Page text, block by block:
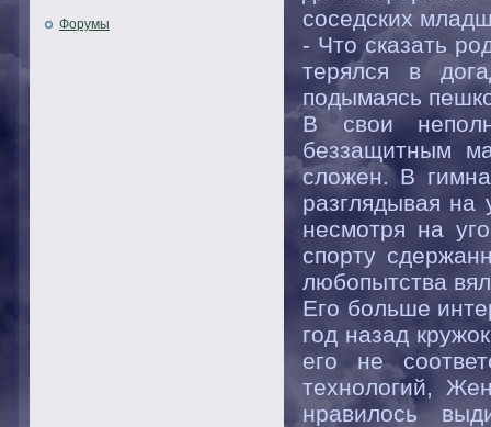
Форумы
соседских
- Что сказать
терялся в
подымаясь
В свои
беззащитным
сложен. В
разглядывая на
несмотря на
спорту
любопытства
Его больше
год назад
его не
технологий,
нравилось